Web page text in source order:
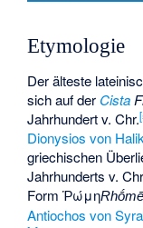
Etymologie
Der älteste
sich auf der Cista
Jahrhundert v. Chr.[
Dionysios von
griechischen
Jahrhunderts v.
FormῬώμηRhṓmē
Antiochos von